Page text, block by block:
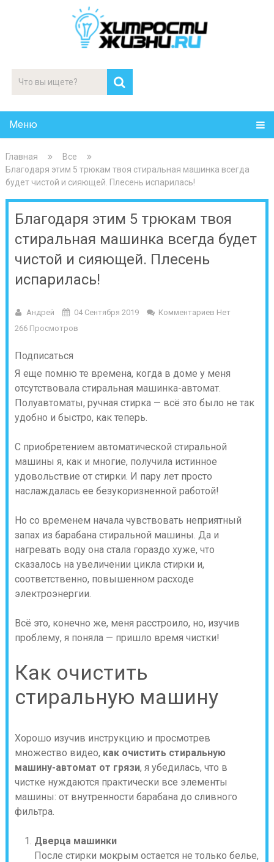
Меню
Главная
Все
Благодаря этим 5 трюкам твоя стиральная машинка всегда
будет чистой и сияющей. Плесень испарилась!
Благодаря этим 5 трюкам твоя
стиральная машинка всегда будет
чистой и сияющей. Плесень
испарилась!
Андрей 04 Сентября 2019
Комментариев Нет
266 Просмотров
Подписаться
Я еще помню те времена, когда в доме у меня
отсутствовала стиральная машинка-автомат.
Полуавтоматы, ручная стирка — всё это было не так
удобно и быстро, как теперь.
С приобретением автоматической стиральной
машины я, как и многие, получила истинное
удовольствие от стирки. И пару лет просто
наслаждалась ее безукоризненной работой!
Но со временем начала чувствовать неприятный
запах из барабана стиральной машины. Да и
нагревать воду она стала гораздо хуже, что
сказалось на увеличении цикла стирки и,
соответственно, повышенном расходе
электроэнергии.
Всё это, конечно же, меня расстроило, но, изучив
проблему, я поняла — пришло время чистки!
Как очистить
стиральную машину
Хорошо изучив инструкцию и просмотрев
множество видео, как очистить стиральную
машину-автомат от грязи, я убедилась, что в
чистке нуждаются практически все элементы
машины: от внутренности барабана до сливного
фильтра.
Дверца машинки
После стирки мокрым остается не только белье,